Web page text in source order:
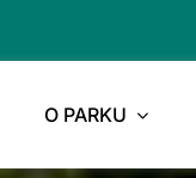
O PARKU